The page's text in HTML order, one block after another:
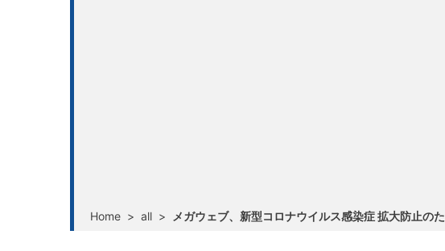
Home > all > メガウェブ、新型コロナウイルス感染症 拡大防止の